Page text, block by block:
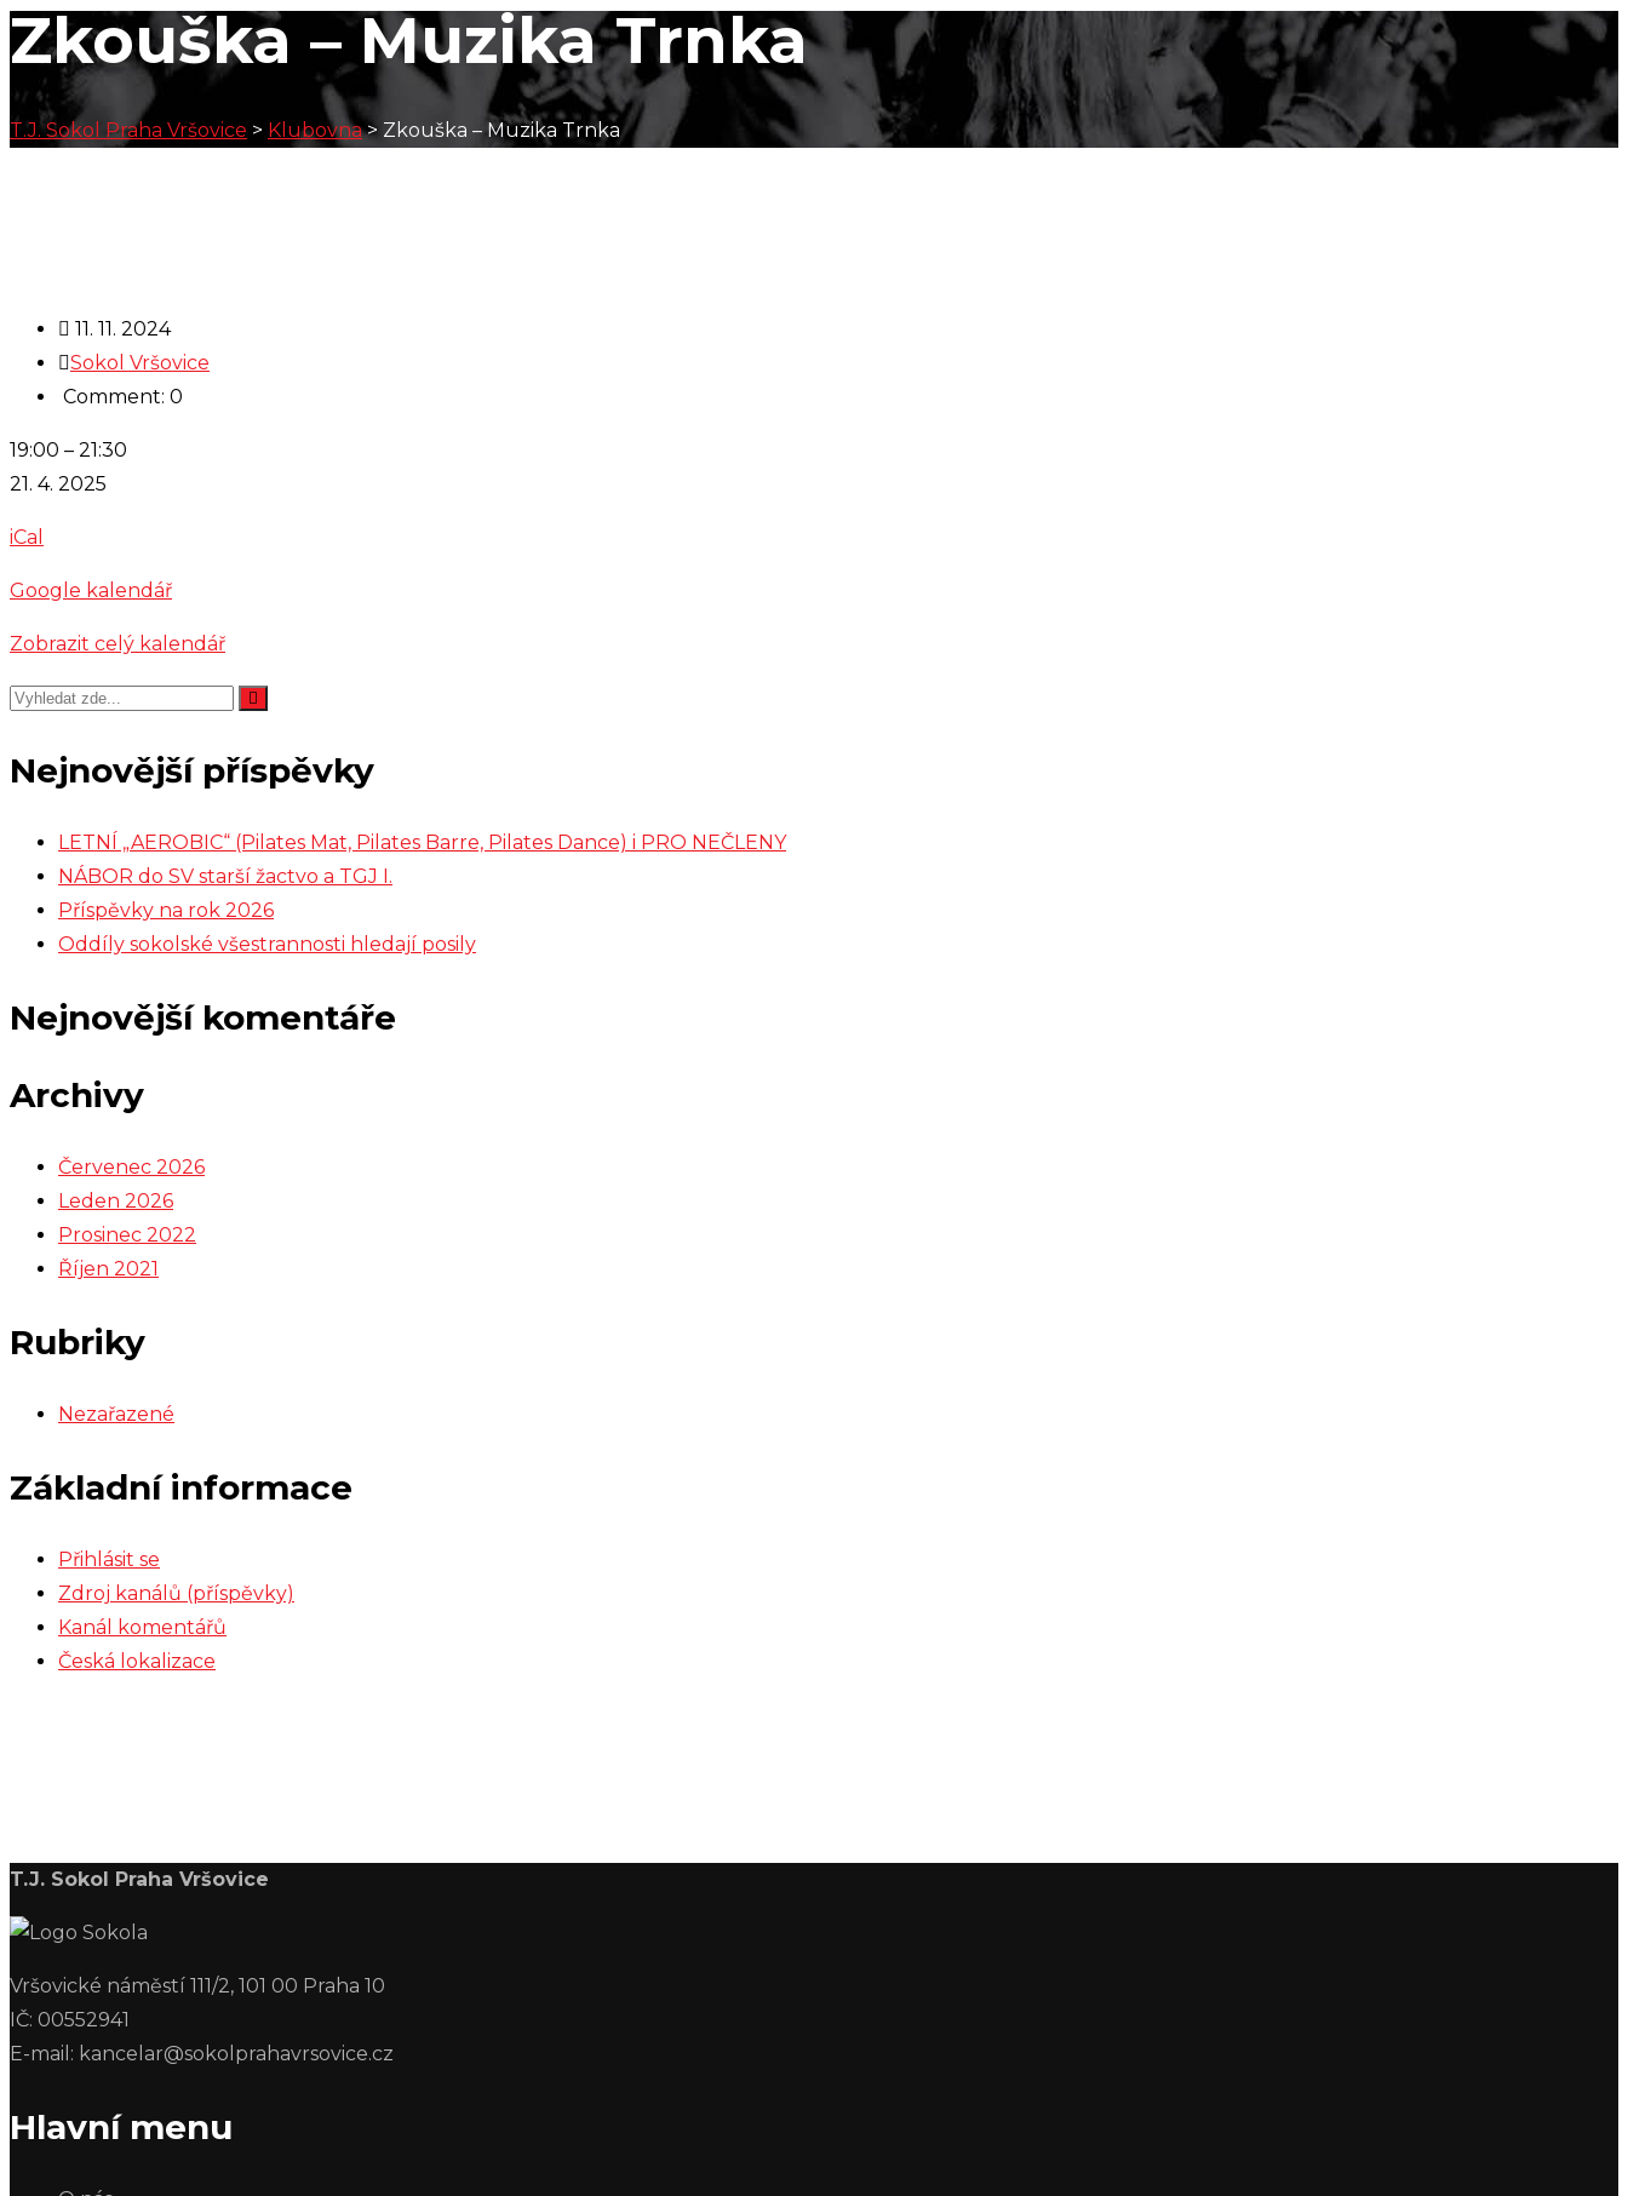
Zkouška – Muzika Trnka
T.J. Sokol Praha Vršovice > Klubovna> Zkouška – Muzika Trnka
11. 11. 2024
Sokol Vršovice
Comment: 0
Zkouška
-
Trnka
19:00 – 21:30
21. 4. 2025
iCal
Google kalendář
Zobrazit celý kalendář
Nejnovější příspěvky
LETNÍ „AEROBIC“ (Pilates Mat, Pilates Barre, Pilates Dance) i PRO NEČLENY
NÁBOR do SV starší žactvo a TGJ I.
Příspěvky na rok 2026
Oddíly sokolské všestrannosti hledají posily
Nejnovější komentáře
Archivy
Červenec 2026
Leden 2026
Prosinec 2022
Říjen 2021
Rubriky
Nezařazené
Základní informace
Přihlásit se
Zdroj kanálů (příspěvky)
Kanál komentářů
Česká lokalizace
T.J. Sokol Praha Vršovice
Vršovické náměstí 111/2, 101 00 Praha 10
IČ: 00552941
E-mail: kancelar@sokolprahavrsovice.cz
Hlavní menu